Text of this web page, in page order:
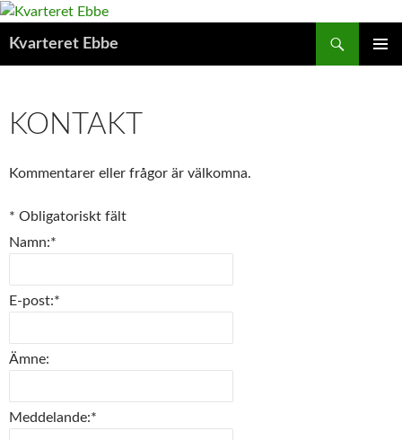
Hoppa
Kvarteret Ebbe
KONTAKT
Kommentarer eller frågor är välkomna.
* Obligatoriskt fält
Namn:*
E-post:*
Ämne:
Meddelande:*